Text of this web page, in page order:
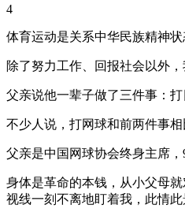
4
体育运动是关系中华民族精神
除了努力工作、回报社会以外
父亲说他一辈子做了三件事：打
不少人说，打网球和前两件事
父亲是中国网球协会终身主席，
身体是革命的本钱，从小父母
视线一刻不离地盯着我，此情